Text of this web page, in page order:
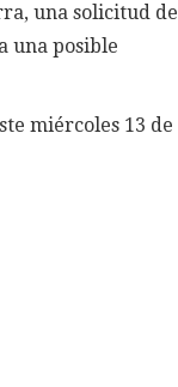
una solicitud de
una posible
miércoles 13 de